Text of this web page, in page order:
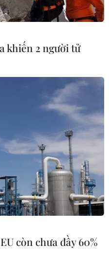
khiến 2 người tử
còn chưa đầy 60%